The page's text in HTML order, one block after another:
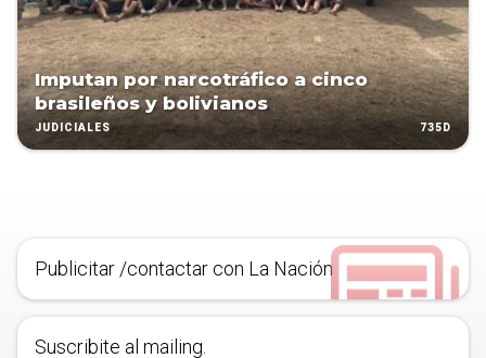
Imputan por narcotráfico a cinco
brasileños y bolivianos
JUDICIALES 735D
Publicitar /contactar con La Nación
Suscribite al mailing.